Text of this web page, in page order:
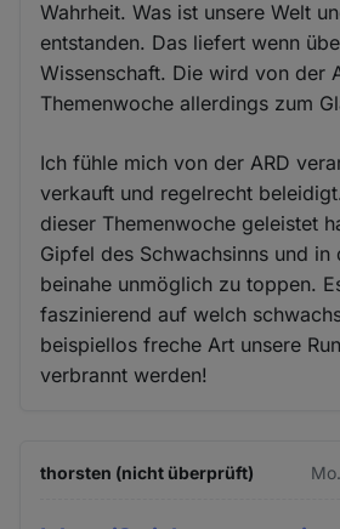
Wahrheit. Was ist unsere Welt
entstanden. Das liefert wenn
Wissenschaft. Die wird von der
Themenwoche allerdings zum
Ich fühle mich von der ARD
verkauft und regelrecht
dieser Themenwoche geleistet
Gipfel des Schwachsinns und in
beinahe unmöglich zu toppen.
faszinierend auf welch
beispiellos freche Art unsere
verbrannt werden!
thorsten (nicht überprüft)